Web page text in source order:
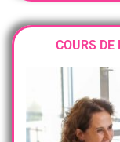
COURS